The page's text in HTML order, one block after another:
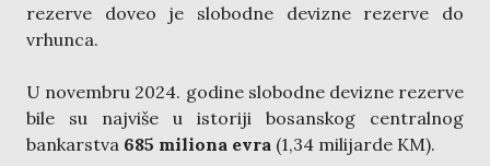
rezerve doveo je slobodne devizne rezerve do
vrhunca.
U novembru 2024. godine slobodne devizne rezerve
bile su najviše u istoriji bosanskog centralnog
bankarstva 685 miliona evra (1,34 milijarde KM).